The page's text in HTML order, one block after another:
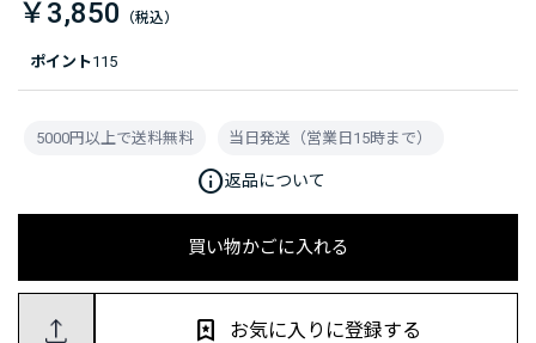
ポイント115
￥3,850
買い物かごに入れる
お気に入りに登録する
5000円以上で送料無料 当日発送（営業日15時まで）
info返品について